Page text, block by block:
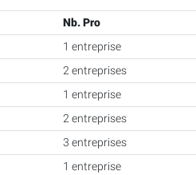
Nb. Pro
1 entreprise
2 entreprises
1 entreprise
2 entreprises
3 entreprises
1 entreprise